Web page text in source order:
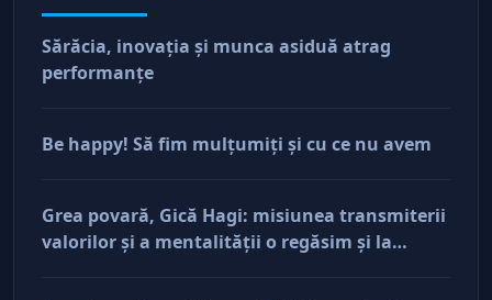
Sărăcia, inovaţia şi munca asiduă atrag
performanţe
Be happy! Să fim mulţumiţi şi cu ce nu avem
Grea povară, Gică Hagi: misiunea transmiterii
valorilor şi a mentalităţii o regăsim şi la